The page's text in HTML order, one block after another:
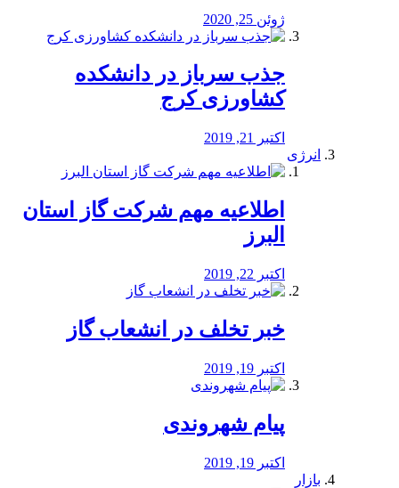
ژوئن 25, 2020
جذب سرباز در دانشکده
کشاورزی کرج
اکتبر 21, 2019
انرژی
️اطلاعیه مهم شرکت گاز استان
البرز
اکتبر 22, 2019
خبر تخلف در انشعاب گاز
اکتبر 19, 2019
پیام شهروندی
اکتبر 19, 2019
بازار